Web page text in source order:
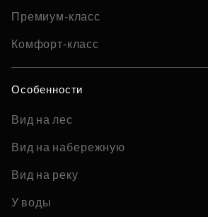
Премиум-класс
Комфорт-класс
Особенности
Вид на лес
Вид на набережную
Вид на реку
У воды